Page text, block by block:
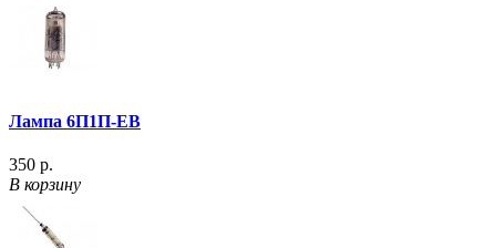
Лампа 6П1П-ЕВ
350 р.
В корзину